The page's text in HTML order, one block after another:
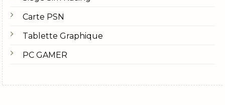
Carte PSN
Tablette Graphique
PC GAMER